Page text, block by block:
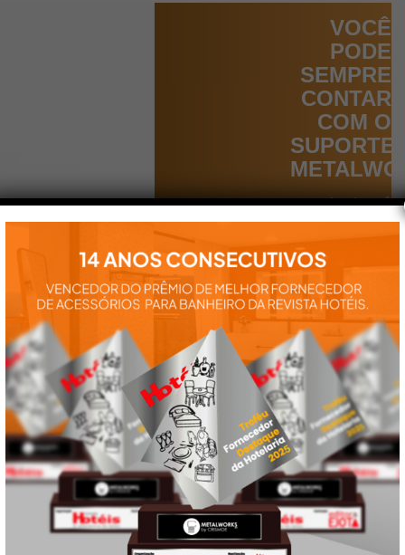
VOCÊ
PODE
SEMPRE
CONTAR
COM O
SUPORTE
Aqui você
encontra tudo
instalação e
utilização de
nossos
produtos:
manuais,
vídeos,
catálogos e
tudo mais que
precisa.
VEJA
TAMBÉM